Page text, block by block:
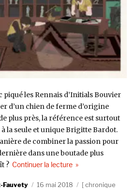
piqué les Rennais d’Initials Bouvier
d’un chien de ferme d’origine
plus près, la référence est surtout
la seule et unique Brigitte Bardot.
de combiner la passion pour
dans une boutade plus
? Continuer la lecturede « Initials Bouvier
Fauvety
Publié
16 mai 2018 Catégories
chronique